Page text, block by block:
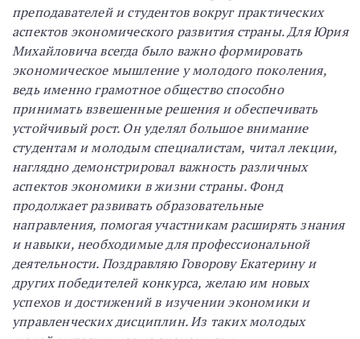
преподавателей и студентов вокруг практических
аспектов экономического развития страны. Для Юрия
Михайловича всегда было важно формировать
экономическое мышление у молодого поколения,
ведь именно грамотное общество способно
принимать взвешенные решения и обеспечивать
устойчивый рост. Он уделял большое внимание
студентам и молодым специалистам, читал лекции,
наглядно демонстрировал важность различных
аспектов экономики в жизни страны. Фонд
продолжает развивать образовательные
направления, помогая участникам расширять знания
и навыки, необходимые для профессиональной
деятельности. Поздравляю Говорову Екатерину и
других победителей конкурса, желаю им новых
успехов и достижений в изучении экономики и
управленческих дисциплин. Из таких молодых